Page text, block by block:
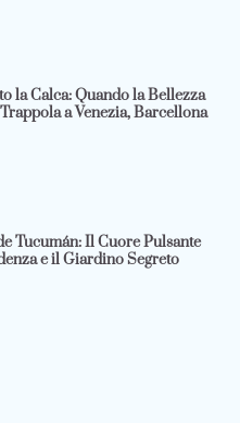
la Calca: Quando la Bellezza
a Venezia, Barcellona
Tucumán: Il Cuore Pulsante
e il Giardino Segreto